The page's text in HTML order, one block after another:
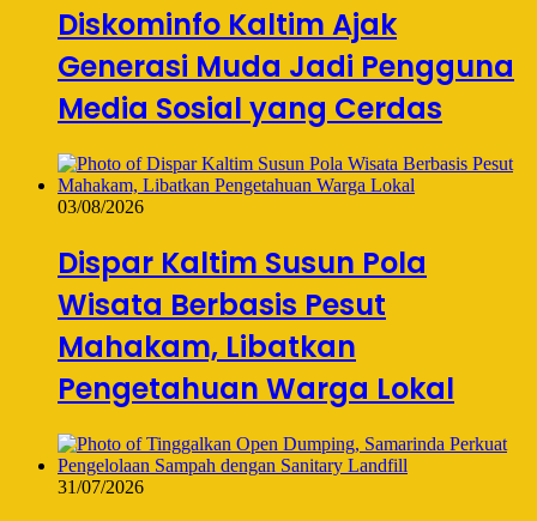
Diskominfo Kaltim Ajak
Generasi Muda Jadi Pengguna
Media Sosial yang Cerdas
03/08/2026
Dispar Kaltim Susun Pola
Wisata Berbasis Pesut
Mahakam, Libatkan
Pengetahuan Warga Lokal
31/07/2026